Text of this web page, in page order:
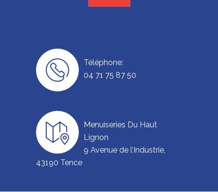
Téléphone:
04 71 75 87 50
Menuiseries Du Haut
Lignon
9 Avenue de l’Industrie,
43190 Tence